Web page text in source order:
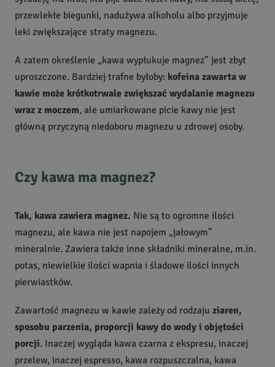
przewlekłe biegunki, nadużywa alkoholu albo przyjmuje
leki zwiększające straty magnezu.
A zatem określenie „kawa wypłukuje magnez” jest zbyt
uproszczone. Bardziej trafne byłoby: kofeina zawarta w
kawie może krótkotrwale zwiększać wydalanie magnezu
wraz z moczem, ale umiarkowane picie kawy nie jest
główną przyczyną niedoboru magnezu u zdrowej osoby.
Czy kawa ma magnez?
Tak, kawa zawiera magnez. Nie są to ogromne ilości
magnezu, ale kawa nie jest napojem „jałowym”
mineralnie. Zawiera także inne składniki mineralne, m.in.
potas, niewielkie ilości wapnia i śladowe ilości innych
pierwiastków.
Zawartość magnezu w kawie zależy od rodzaju ziaren,
sposobu parzenia, proporcji kawy do wody i objętości
porcji. Inaczej wygląda kawa czarna z ekspresu, inaczej
przelew, inaczej espresso, kawa rozpuszczalna, kawa